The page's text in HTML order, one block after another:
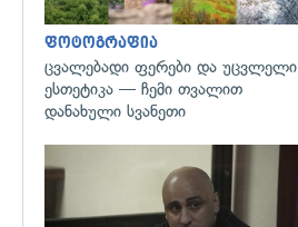
ფოტოგრაფია
ცვალებადი ფერები და უცვლელი
ესთეტიკა — ჩემი თვალით
დანახული სვანეთი